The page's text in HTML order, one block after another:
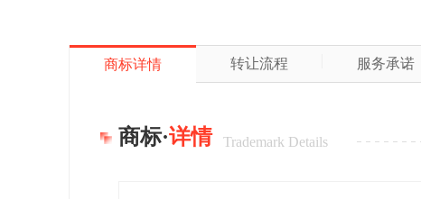
商标详情 转让流程 服务承诺
商标·详情 Trademark Details